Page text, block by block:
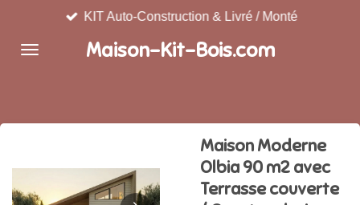
contenu
Maison-Kit-Bois.com
KIT Auto-Construction & Livré / Monté
Maison Moderne
Olbia 90 m2 avec
Terrasse couverte